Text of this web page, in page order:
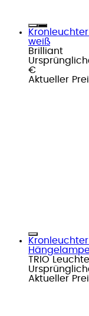
Kronleuchter
weiß
Brilliant
€
Aktueller
Kronleuchter
TRIO
Aktueller